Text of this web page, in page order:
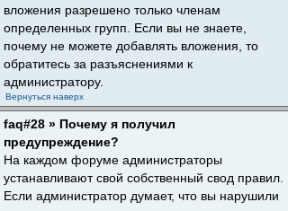
вложения разрешено только членам
определенных групп. Если вы не знаете,
почему не можете добавлять вложения, то
обратитесь за разъяснениями к
администратору.
Вернуться наверх
faq#28 » Почему я получил
предупреждение?
На каждом форуме администраторы
устанавливают свой собственный свод правил.
Если администратор думает, что вы нарушили